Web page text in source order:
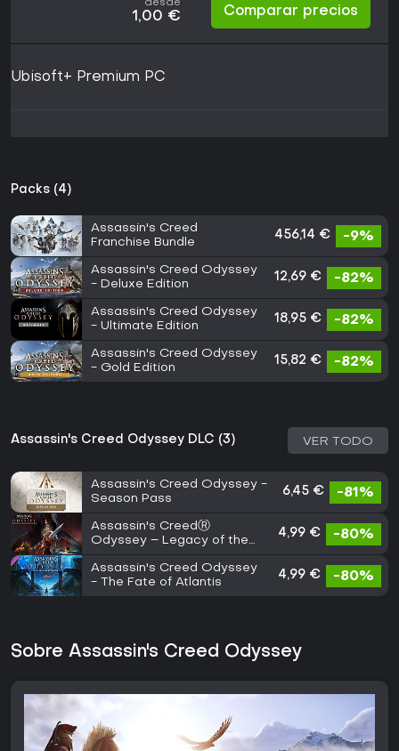
desde
1,00 € Comparar precios
Ubisoft+ Premium PC
Packs (4)
Assassin's Creed
Franchise Bundle
456,14 € -9%
Assassin's Creed Odyssey
- Deluxe Edition
12,69 € -82%
Assassin's Creed Odyssey
- Ultimate Edition
18,95 € -82%
Assassin's Creed Odyssey
- Gold Edition
15,82 € -82%
Assassin's Creed Odyssey DLC (3) VER TODO
Assassin's Creed Odyssey -
Season Pass
6,45 € -81%
Assassin's CreedⓇ
Odyssey – Legacy of the
4,99 € -80%
Assassin's Creed Odyssey
- The Fate of Atlantis
4,99 € -80%
Sobre Assassin's Creed Odyssey